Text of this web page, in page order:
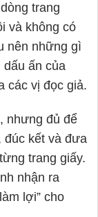
trang
và không có
nên những gì
dấu ấn của
các vị đọc giả.
nhưng đủ để
đúc kết và đưa
trang giấy.
nhận ra
lợi” cho